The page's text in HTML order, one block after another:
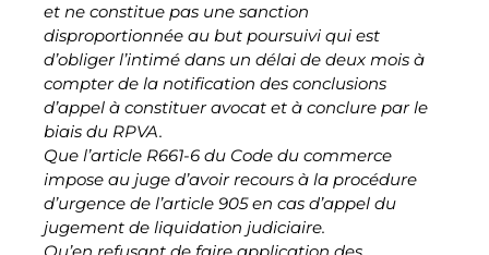
et ne constitue pas une sanction
disproportionnée au but poursuivi qui est
d’obliger l’intimé dans un délai de deux mois à
compter de la notification des conclusions
d’appel à constituer avocat et à conclure par le
biais du RPVA.
Que l’article R661-6 du Code du commerce
impose au juge d’avoir recours à la procédure
d’urgence de l’article 905 en cas d’appel du
jugement de liquidation judiciaire.